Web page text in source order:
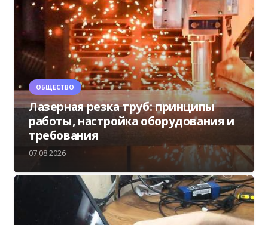
ОБЩЕСТВО
Лазерная резка труб: принципы
работы, настройка оборудования и
требования
07.08.2026